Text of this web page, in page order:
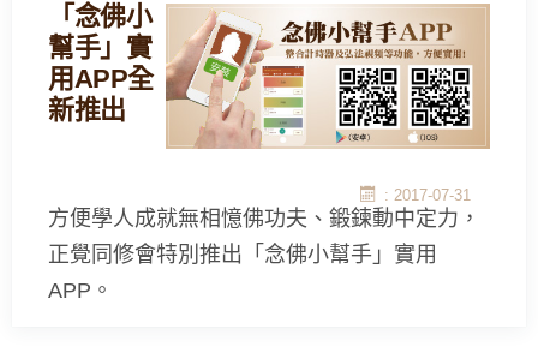
「念佛小
幫手」實
用APP全
新推出
: 2017-07-31
方便學人成就無相憶佛功夫、鍛鍊動中定力，
正覺同修會特別推出「念佛小幫手」實用
APP。